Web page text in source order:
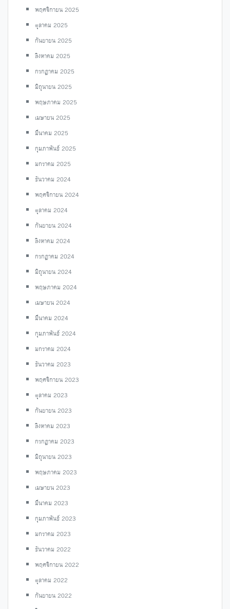
พฤศจิกายน 2025
ตุลาคม 2025
กันยายน 2025
สิงหาคม 2025
กรกฎาคม 2025
มิถุนายน 2025
พฤษภาคม 2025
เมษายน 2025
มีนาคม 2025
กุมภาพันธ์ 2025
มกราคม 2025
ธันวาคม 2024
พฤศจิกายน 2024
ตุลาคม 2024
กันยายน 2024
สิงหาคม 2024
กรกฎาคม 2024
มิถุนายน 2024
พฤษภาคม 2024
เมษายน 2024
มีนาคม 2024
กุมภาพันธ์ 2024
มกราคม 2024
ธันวาคม 2023
พฤศจิกายน 2023
ตุลาคม 2023
กันยายน 2023
สิงหาคม 2023
กรกฎาคม 2023
มิถุนายน 2023
พฤษภาคม 2023
เมษายน 2023
มีนาคม 2023
กุมภาพันธ์ 2023
มกราคม 2023
ธันวาคม 2022
พฤศจิกายน 2022
ตุลาคม 2022
กันยายน 2022